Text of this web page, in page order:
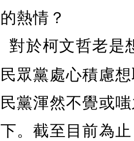
的熱情？
對於柯文哲老是
民眾黨處心積慮
民黨渾然不覺或
下。截至目前為